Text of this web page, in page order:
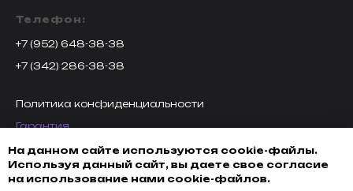
Телефон:
+7 (952) 648-38-38
+7 (342) 286-38-38
Политика конфиденциальности
Гарантия
Возврат товара
Доставка, оплата и кредитование
На данном сайте используются cookie-файлы.
Используя данный сайт, вы даете свое согласие
на использование нами cookie-файлов.